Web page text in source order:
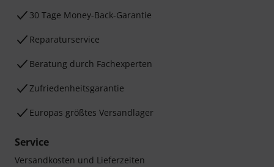
30 Tage Money-Back-Garantie
Reparaturservice
Beratung durch Fachexperten
Zufriedenheitsgarantie
Europas größtes Versandlager
Service
Versandkosten und Lieferzeiten